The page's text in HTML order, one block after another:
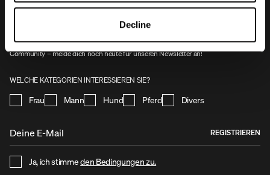
Decline
Laufenden, was bei Uhip passiert. Du erhältst exklusive Angebote, Vorabzugang zu
Aktionen und Kollektionseröffnungen. Genieße die Vorteile und werde Teil unserer
Community – melde dich noch heute für unseren Newsletter an!
WELCHE KATEGORIEN INTERESSIEREN SIE?
Frau Mann Hund Pferd Divers
REGISTRIEREN
Ja, ich stimmeden Bedingungen zu.